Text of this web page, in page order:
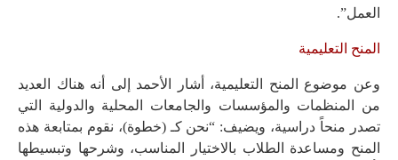
العمل”.
المنح التعليمية
وعن موضوع المنح التعليمية، أشار الأحمد إلى أنه هناك العديد
من المنظمات والمؤسسات والجامعات المحلية والدولية التي
تصدر منحاً دراسية، ويضيف: “نحن كـ (خطوة)، نقوم بمتابعة هذه
المنح ومساعدة الطلاب بالاختيار المناسب، وشرحها وتبسيطها